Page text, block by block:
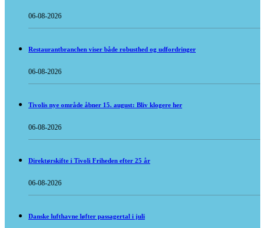
06-08-2026
Restaurantbranchen viser både robusthed og udfordringer
06-08-2026
Tivolis nye område åbner 15. august: Bliv klogere her
06-08-2026
Direktørskifte i Tivoli Friheden efter 25 år
06-08-2026
Danske lufthavne løfter passagertal i juli